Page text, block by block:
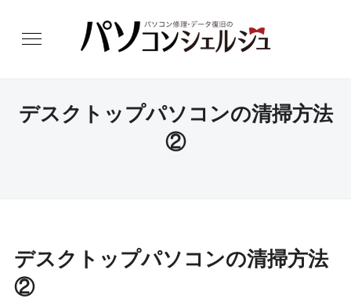
デスクトップパソコンの清掃方法
②
デスクトップパソコンの清掃方法
②